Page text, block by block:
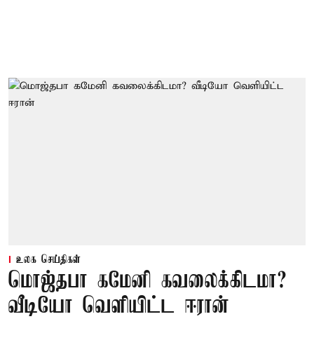
உலக செய்திகள்
மொஜ்தபா கமேனி கவலைக்கிடமா?
வீடியோ வெளியிட்ட ஈரான்